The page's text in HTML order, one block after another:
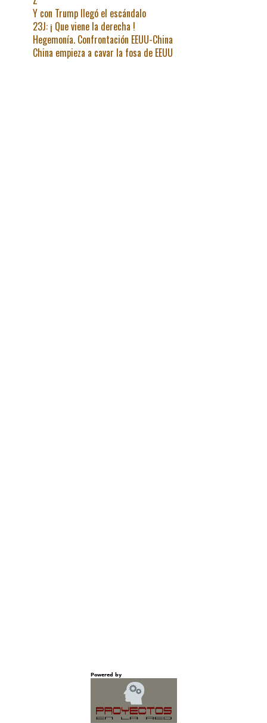
Y con Trump llegó el escándalo
23J: ¡ Que viene la derecha !
Hegemonía. Confrontación EEUU-China
China empieza a cavar la fosa de EEUU